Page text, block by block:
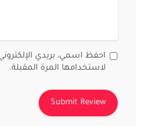
احفظ اسمي، بريدي
لاستخدامها المرة المقبلة.